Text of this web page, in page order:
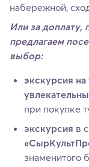
набережной,
Или за доплату,
предлагаем
выбор:
экскурсия на
при покупке
экскурсия в
знаменитого